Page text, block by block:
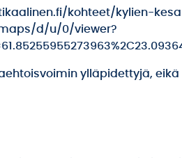
kohteet/kylien-
d/u/0/viewer?
ylläpidettyjä,